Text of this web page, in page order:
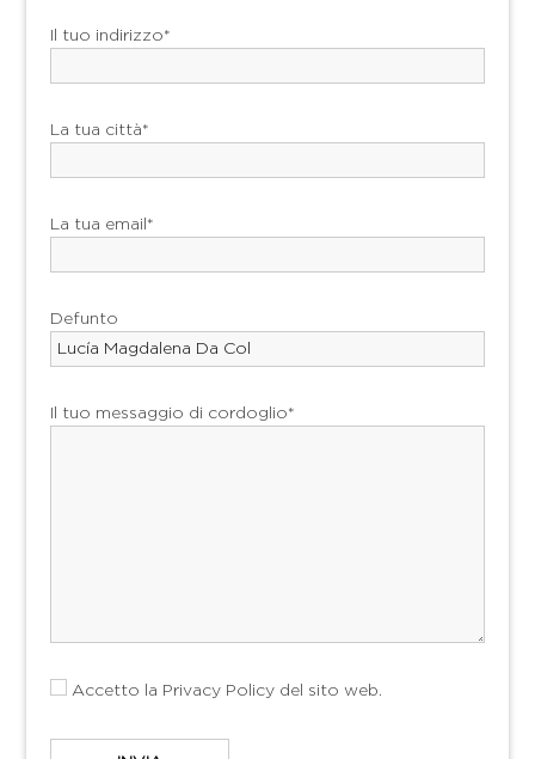
Il tuo indirizzo*
La tua città*
La tua email*
Defunto
Il tuo messaggio di cordoglio*
Accetto la Privacy Policy del sito web.